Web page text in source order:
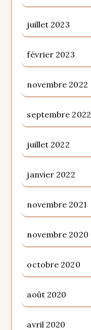
juillet 2023
février 2023
novembre 2022
septembre 2022
juillet 2022
janvier 2022
novembre 2021
novembre 2020
octobre 2020
août 2020
avril 2020